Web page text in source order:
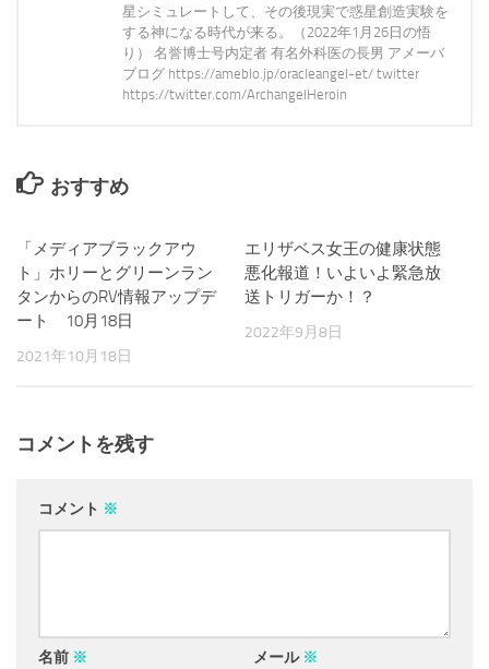
星シミュレートして、その後現実で惑星創造実験を
する神になる時代が来る。（2022年1月26日の悟
り） 名誉博士号内定者 有名外科医の長男 アメーバ
ブログ https://ameblo.jp/oracleangel-et/ twitter
https://twitter.com/ArchangelHeroin
おすすめ
「メディアブラックアウ
ト」ホリーとグリーンラン
タンからのRV情報アップデ
ート 10月18日
2021年10月18日
エリザベス女王の健康状態
悪化報道！いよいよ緊急放
送トリガーか！？
2022年9月8日
コメントを残す
コメント ※
名前 ※ メール ※